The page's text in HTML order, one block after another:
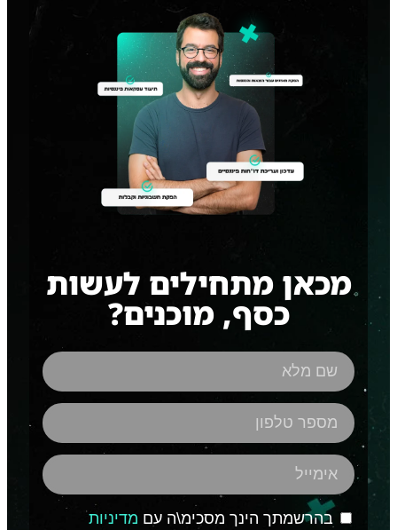
מכאן מתחילים לעשות
כסף, מוכנים?
בהרשמתך הינך מסכימ\ה עם מדיניות